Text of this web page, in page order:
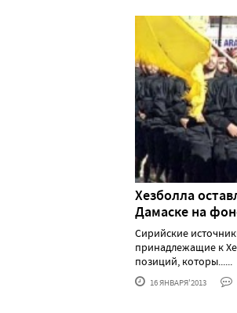
Хезболла
Дамаске на
Сирийские
принадлежащие к
позиций, которы......
16 ЯНВАРЯ'2013